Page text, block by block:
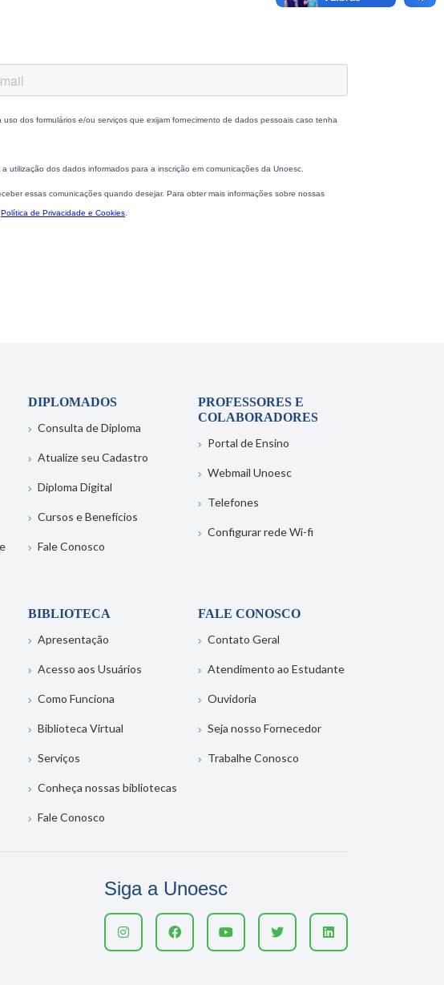
DIPLOMADOS
Consulta de Diploma
Atualize seu Cadastro
Diploma Digital
Cursos e Benefícios
Fale Conosco
PROFESSORES E
COLABORADORES
Portal de Ensino
Webmail Unoesc
Telefones
Configurar rede Wi-fi
BIBLIOTECA
Apresentação
Acesso aos Usuários
Como Funciona
Biblioteca Virtual
Serviços
Conheça nossas bibliotecas
Fale Conosco
FALE CONOSCO
Contato Geral
Atendimento ao Estudante
Ouvidoria
Seja nosso Fornecedor
Trabalhe Conosco
Siga a Unoesc